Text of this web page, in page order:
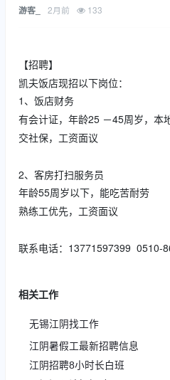
游客_ 2月前 133
【招聘】
凯夫饭店现招以下岗位：
1、饭店财务
有会计证，年龄25 －45周岁，本
交社保，工资面议
2、客房打扫服务员
年龄55周岁以下，能吃苦耐劳
熟练工优先，工资面议
联系电话：13771597399 0510-
相关工作
无锡江阴找工作
江阴暑假工最新招聘信息
江阴招聘8小时长白班